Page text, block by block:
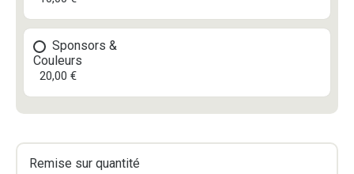
Sponsors &
Couleurs
20,00 €
Remise sur quantité